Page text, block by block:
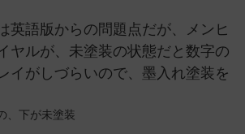
英語版からの問題点だが、メンヒ
ヤルが、未塗装の状態だと数字の
イがしづらいので、墨入れ塗装を
、下が未塗装